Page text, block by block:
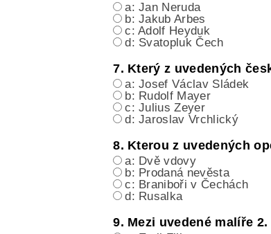
a: Jan Neruda
b: Jakub Arbes
c: Adolf Heyduk
d: Svatopluk Čech
7. Který z uvedených
a: Josef Václav Sládek
b: Rudolf Mayer
c: Julius Zeyer
d: Jaroslav Vrchlický
8. Kterou z uvedených
a: Dvě vdovy
b: Prodaná nevěsta
c: Braniboři v Čechách
d: Rusalka
9. Mezi uvedené malíře